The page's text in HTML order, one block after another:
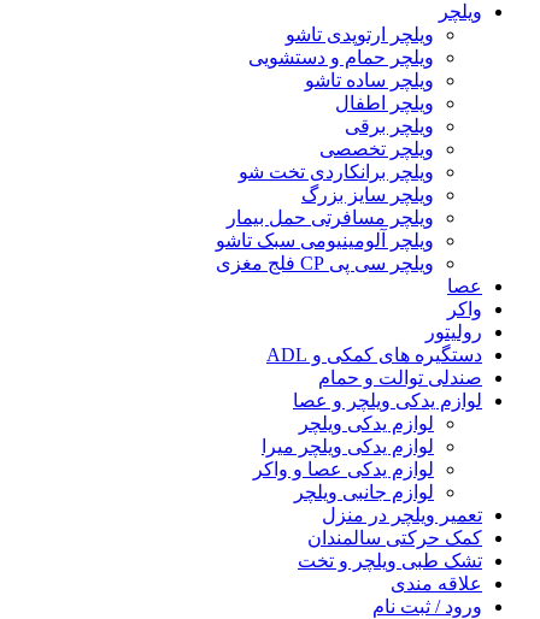
ویلچر
ویلچر ارتوپدی تاشو
ویلچر حمام و دستشویی
ویلچر ساده تاشو
ویلچر اطفال
ویلچر برقی
ویلچر تخصصی
ویلچر برانکاردی تخت شو
ویلچر سایز بزرگ
ویلچر مسافرتی حمل بیمار
ویلچر آلومینیومی سبک تاشو
ویلچر سی پی CP فلج مغزی
عصا
واکر
رولیتور
دستگیره های کمکی و ADL
صندلی توالت و حمام
لوازم یدکی ویلچر و عصا
لوازم یدکی ویلچر
لوازم یدکی ویلچر میرا
لوازم یدکی عصا و واکر
لوازم جانبی ویلچر
تعمیر ویلچر در منزل
کمک حرکتی سالمندان
تشک طبی ویلچر و تخت
علاقه مندی
ورود / ثبت نام